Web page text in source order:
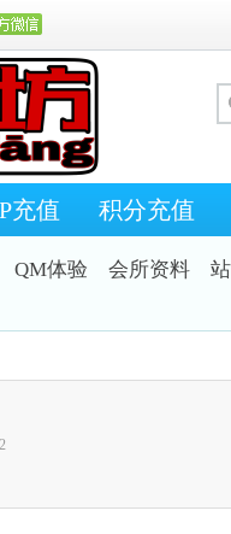
充值 积分充值
QM体验 会所资料